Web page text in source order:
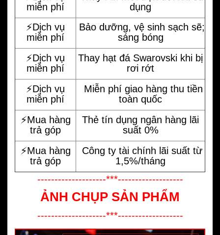
miễn phí
dụng
⚡️Dịch vụ
miễn phí
Bảo dưỡng, vệ sinh sạch sẽ;
sáng bóng
⚡️Dịch vụ
miễn phí
Thay hạt đá Swarovski khi bị
rơi rớt
⚡️Dịch vụ
miễn phí
Miễn phí giao hàng thu tiền
toàn quốc
⚡️Mua hàng
trả góp
Thẻ tín dụng ngân hàng lãi
suất 0%
⚡️Mua hàng
trả góp
Công ty tài chính lãi suất từ
1,5%/tháng
--------------------***-------------------
ẢNH CHỤP SẢN PHẨM
--------------------***-------------------